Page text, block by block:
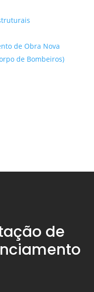
de Obra Nova
de Bombeiros)
de